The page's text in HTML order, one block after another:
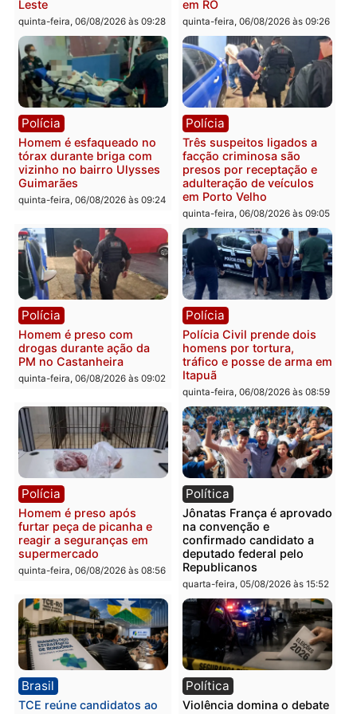
Você também vai querer ler...
Polícia
Policiais militares
recuperam moto furtada e
prendem trio na zona
Leste
Polícia
Jovem é encontrado
na Rua dos Cravos e
é investigado pela
em RO
quinta-feira, 06/08/2026 às
Polícia
Homem é esfaqueado no
tórax durante briga com
vizinho no bairro Ulysses
quinta-feira, 06/08/2026 às 09:24
Polícia
Três suspeitos ligados a
facção criminosa são
presos por receptação e
adulteração de veículos
em Porto Velho
quinta-feira, 06/08/2026 às
Polícia
Homem é preso com
PM no Castanheira
quinta-feira, 06/08/2026 às 09:02
Polícia
Polícia Civil prende dois
homens por tortura,
tráfico e posse de arma
Itapuã
quinta-feira, 06/08/2026 às